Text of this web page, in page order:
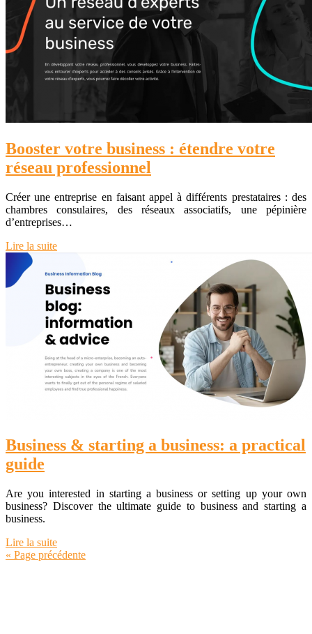
Booster votre business : étendre votre
réseau professionnel
Créer une entreprise en faisant appel à différents prestataires : des
chambres consulaires, des réseaux associatifs, une pépinière
d’entreprises…
Lire la suite
Business & starting a business: a practical
guide
Are you interested in starting a business or setting up your own
business? Discover the ultimate guide to business and starting a
business.
Lire la suite
« Page précédente